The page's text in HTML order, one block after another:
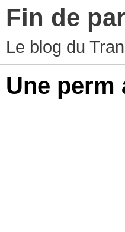
Fin de
Le blog du
Une perm